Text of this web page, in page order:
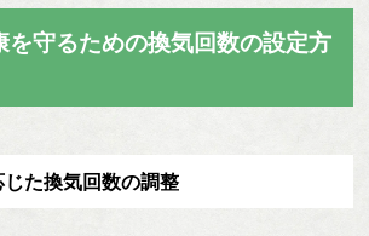
を守るための換気回数の設定方
た換気回数の調整